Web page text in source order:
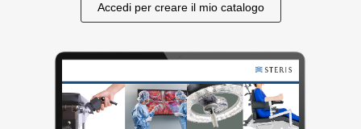
Accedi per creare il mio catalogo